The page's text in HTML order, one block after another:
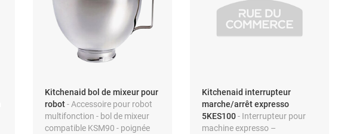
Kitchenaid bol de mixeur pour
robot- Accessoire pour robot
multifonction - bol de mixeur
compatible KSM90 - poignée
Kitchenaid interrupteur
marche/arrêt expresso
5KES100- Interrupteur pour
machine expresso –